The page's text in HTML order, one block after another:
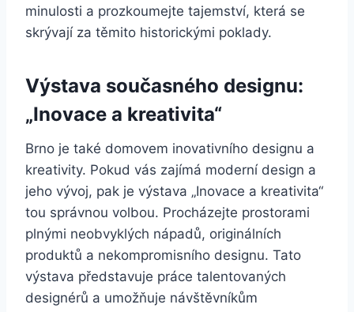
minulosti a prozkoumejte tajemství, která se
skrývají za těmito historickými poklady.
Výstava současného designu:
„Inovace a kreativita“
Brno je také domovem inovativního designu a
kreativity. Pokud vás zajímá moderní design a
jeho vývoj, pak je výstava „Inovace a kreativita“
tou správnou volbou. Procházejte prostorami
plnými neobvyklých nápadů, originálních
produktů a nekompromisního designu. Tato
výstava představuje práce talentovaných
designérů a umožňuje návštěvníkům